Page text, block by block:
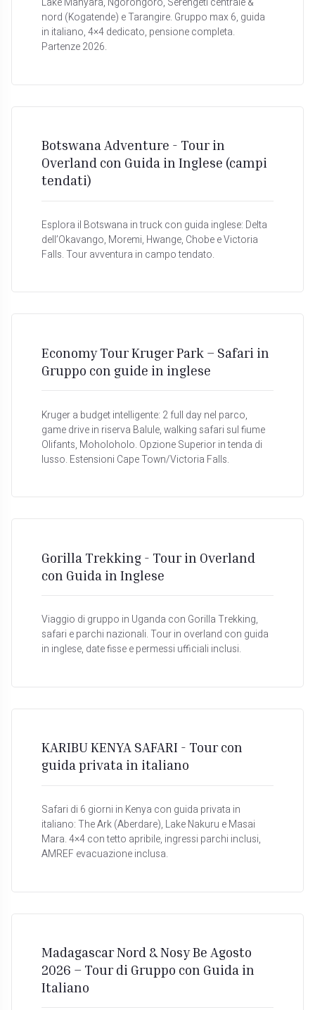
Lake Manyara, Ngorongoro, Serengeti centrale &
nord (Kogatende) e Tarangire. Gruppo max 6, guida
in italiano, 4×4 dedicato, pensione completa.
Partenze 2026.
Botswana Adventure - Tour in
Overland con Guida in Inglese (campi
tendati)
Esplora il Botswana in truck con guida inglese: Delta
dell’Okavango, Moremi, Hwange, Chobe e Victoria
Falls. Tour avventura in campo tendato.
Economy Tour Kruger Park – Safari in
Gruppo con guide in inglese
Kruger a budget intelligente: 2 full day nel parco,
game drive in riserva Balule, walking safari sul fiume
Olifants, Moholoholo. Opzione Superior in tenda di
lusso. Estensioni Cape Town/Victoria Falls.
Gorilla Trekking - Tour in Overland
con Guida in Inglese
Viaggio di gruppo in Uganda con Gorilla Trekking,
safari e parchi nazionali. Tour in overland con guida
in inglese, date fisse e permessi ufficiali inclusi.
KARIBU KENYA SAFARI - Tour con
guida privata in italiano
Safari di 6 giorni in Kenya con guida privata in
italiano: The Ark (Aberdare), Lake Nakuru e Masai
Mara. 4×4 con tetto apribile, ingressi parchi inclusi,
AMREF evacuazione inclusa.
Madagascar Nord & Nosy Be Agosto
2026 – Tour di Gruppo con Guida in
Italiano